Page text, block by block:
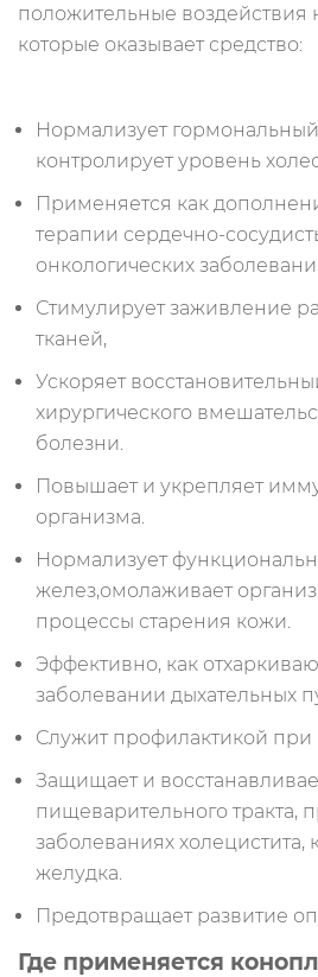
положительные воздействия
которые оказывает средство:
Нормализует
контролирует уровень
Применяется как
терапии сердечно-
онкологических
Стимулирует заживление
тканей,
Ускоряет
хирургического
болезни.
Повышает и укрепляет
организма.
Нормализует
желез,омолаживает
процессы старения кожи.
Эффективно, как
заболевании дыхательных
Служит профилактикой при
Защищает и
пищеварительного тракта,
заболеваниях холецистита,
желудка.
Предотвращает развитие
Где применяется